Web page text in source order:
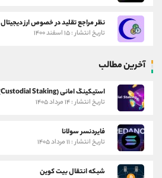
نظر مراجع تقلید در خصوص ارز دیجیتال
تاریخ انتشار : ۱۵ اسفند ۱۴۰۰
آخرین مطالب
استیکینگ امانی (Custodial Staking)
تاریخ انتشار : ۱۴ مرداد ۱۴۰۵
فایردنسر سولانا
تاریخ انتشار : ۱۱ مرداد ۱۴۰۵
شبکه انتقال بیت کوین